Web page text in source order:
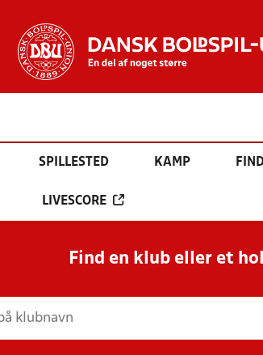
SPILLESTED KAMP
LIVESCORE
Find en klub eller et